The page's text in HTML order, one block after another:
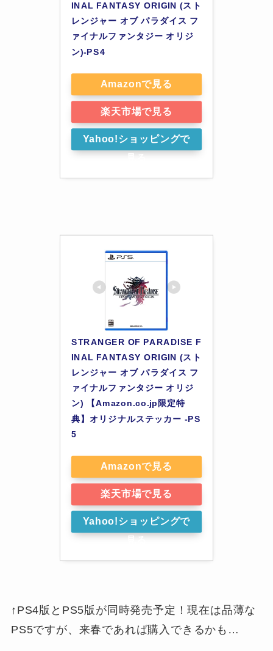
INAL FANTASY ORIGIN (スト
レンジャー オブ パラダイス フ
ァイナルファンタジー オリジ
ン)-PS4
Amazonで見る
楽天市場で見る
Yahoo!ショッピングで
STRANGER OF PARADISE F
INAL FANTASY ORIGIN (スト
レンジャー オブ パラダイス フ
ァイナルファンタジー オリジ
ン) 【Amazon.co.jp限定特
典】オリジナルステッカー -PS
5
Amazonで見る
楽天市場で見る
Yahoo!ショッピングで
↑PS4版とPS5版が同時発売予定！現在は品薄な
PS5ですが、来春であれば購入できるかも…